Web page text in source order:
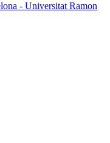
- Universitat Ramon